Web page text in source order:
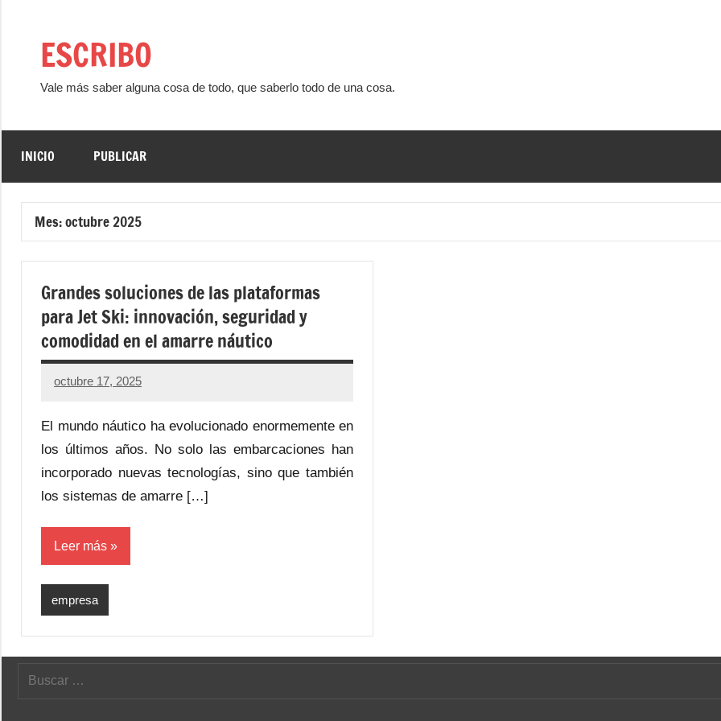
contenidoESCRIBO
Vale más saber alguna cosa de todo, que saberlo todo de una cosa.
INICIO PUBLICAR
Mes:octubre 2025
Grandes soluciones de las plataformas
para Jet Ski: innovación, seguridad y
comodidad en el amarre náutico
octubre 17, 2025
El mundo náutico ha evolucionado enormemente en
los últimos años. No solo las embarcaciones han
incorporado nuevas tecnologías, sino que también
los sistemas de amarre […]
Leer más
empresa
Buscar: